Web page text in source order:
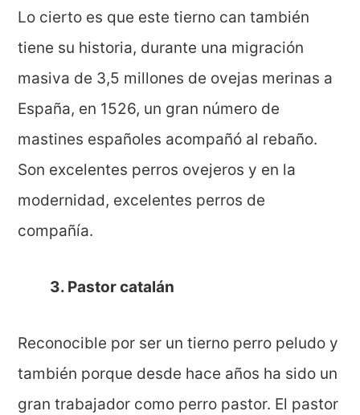
Lo cierto es que este tierno can también
tiene su historia, durante una migración
masiva de 3,5 millones de ovejas merinas a
España, en 1526, un gran número de
mastines españoles acompañó al rebaño.
Son excelentes perros ovejeros y en la
modernidad, excelentes perros de
compañía.
3. Pastor catalán
Reconocible por ser un tierno perro peludo y
también porque desde hace años ha sido un
gran trabajador como perro pastor. El pastor